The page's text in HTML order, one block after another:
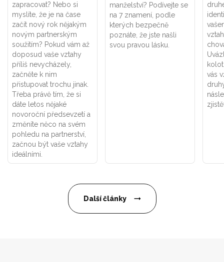
zapracovat? Nebo si
myslíte, že je na čase
začít nový rok nějakým
novým partnerským
soužitím? Pokud vám až
doposud vaše vztahy
příliš nevycházely,
začněte k nim
přistupovat trochu jinak.
Třeba právě tím, že si
dáte letos nějaké
novoroční předsevzetí a
změníte něco na svém
pohledu na partnerství,
začnou být vaše vztahy
ideálními.
manželství? Podívejte se
na 7 znamení, podle
kterých bezpečně
poznáte, že jste našli
svou pravou lásku.
vás
Další články